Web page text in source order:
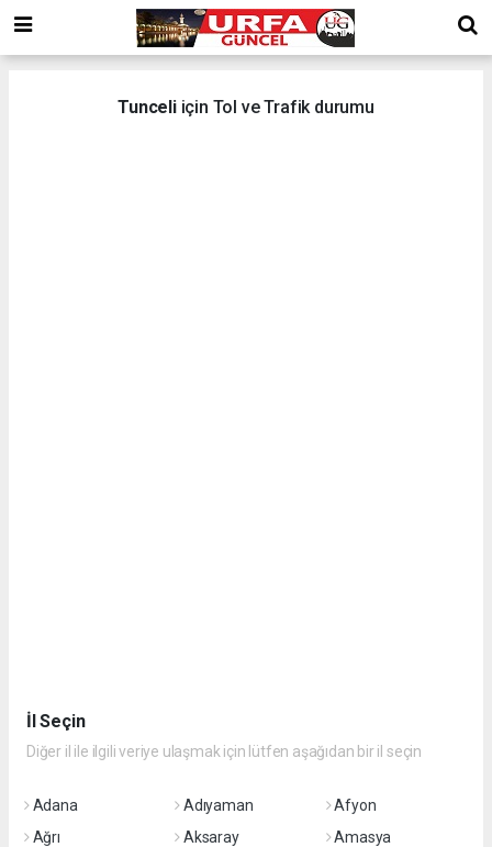
Tunceli için Tol ve Trafik durumu
İl Seçin
Diğer il ile ilgili veriye ulaşmak için lütfen aşağıdan bir il seçin
Adana Adıyaman
Afyon
Ağrı
Aksaray
Amasya